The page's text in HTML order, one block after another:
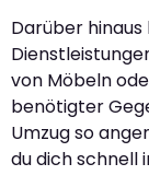
Darüber
von Möbeln
benötigter
Umzug so
du dich schnell